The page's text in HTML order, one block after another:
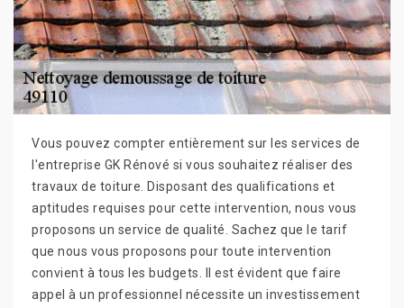
Vous pouvez compter entièrement sur les services de
l'entreprise GK Rénové si vous souhaitez réaliser des
travaux de toiture. Disposant des qualifications et
aptitudes requises pour cette intervention, nous vous
proposons un service de qualité. Sachez que le tarif
que nous vous proposons pour toute intervention
convient à tous les budgets. Il est évident que faire
appel à un professionnel nécessite un investissement